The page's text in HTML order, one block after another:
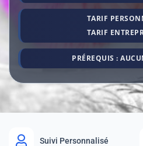
TARIF
TARIF
PRÉREQUIS :
Suivi Personnalisé